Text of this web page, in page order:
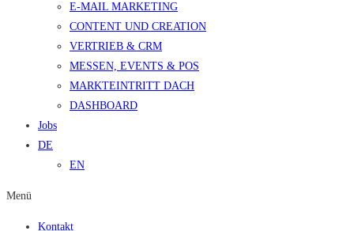
E-MAIL MARKETING
CONTENT UND CREATION
VERTRIEB & CRM
MESSEN, EVENTS & POS
MARKTEINTRITT DACH
DASHBOARD
Jobs
DE
EN
Menü
Kontakt